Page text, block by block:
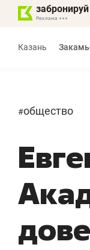
Казань
#общество